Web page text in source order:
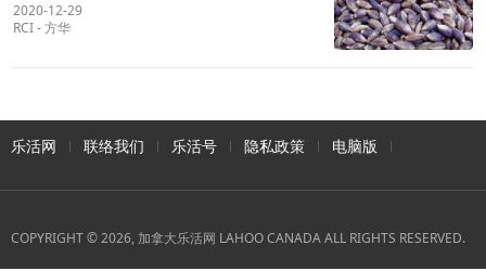
2020-12-29
RCI-方华
乐活网 联络我们 乐活号 隐私政策 电脑版
COPYRIGHT © 2026, 加拿大乐活网 LAHOO CANADA ALL RIGHTS RESERVED.